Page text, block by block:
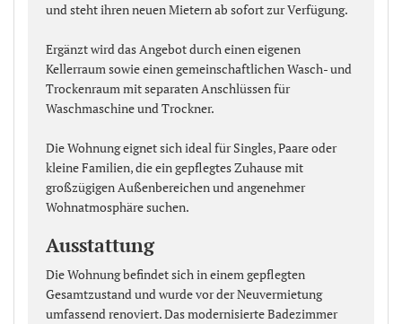
und steht ihren neuen Mietern ab sofort zur Verfügung.
Ergänzt wird das Angebot durch einen eigenen
Kellerraum sowie einen gemeinschaftlichen Wasch- und
Trockenraum mit separaten Anschlüssen für
Waschmaschine und Trockner.
Die Wohnung eignet sich ideal für Singles, Paare oder
kleine Familien, die ein gepflegtes Zuhause mit
großzügigen Außenbereichen und angenehmer
Wohnatmosphäre suchen.
Ausstattung
Die Wohnung befindet sich in einem gepflegten
Gesamtzustand und wurde vor der Neuvermietung
umfassend renoviert. Das modernisierte Badezimmer